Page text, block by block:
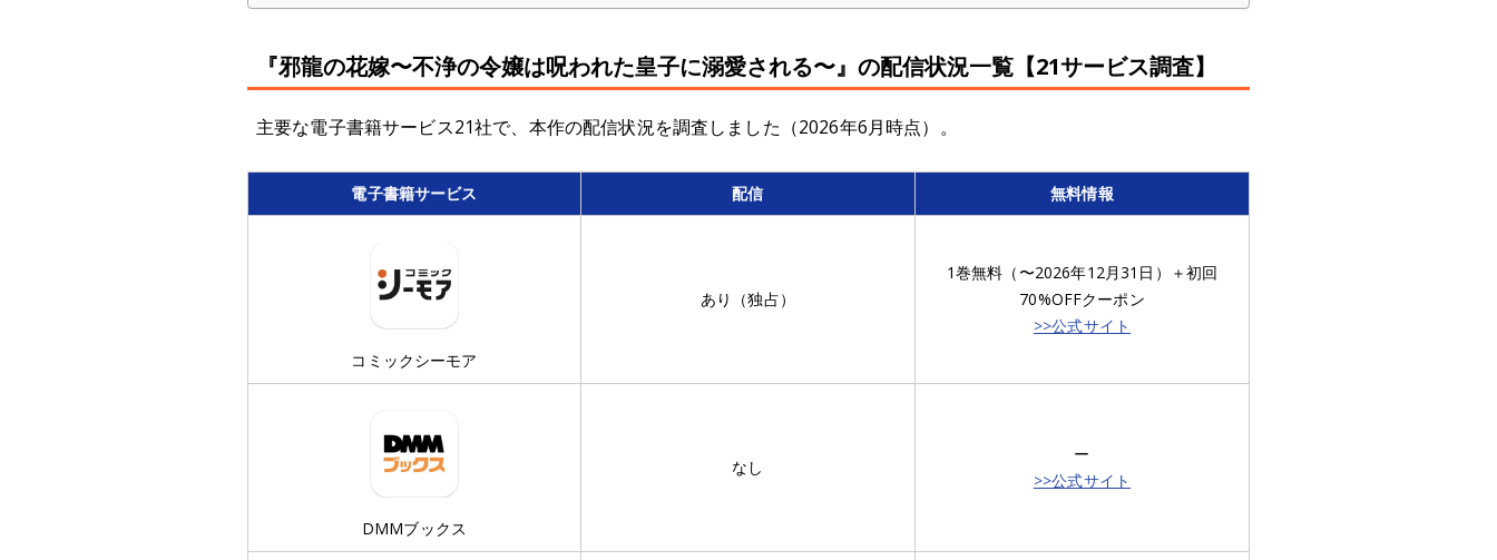
『邪龍の花嫁〜不浄の令嬢は呪われた皇子に溺愛される〜』の配信状況一覧【21サービス調査】
主要な電子書籍サービス21社で、本作の配信状況を調査しました（2026年6月時点）。
電子書籍サービス 配信 無料情報
コミックシーモア
あり（独占）
1巻無料（〜2026年12月31日）＋初回
70%OFFクーポン
>>公式サイト
DMMブックス
なし
ー
>>公式サイト